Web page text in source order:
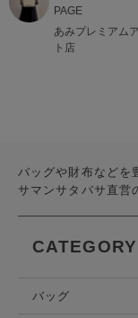
PAGE
あみプレミアム
ト店
バッグや財布などを
サマンサタバサ直営
CATEGORY
バッグ